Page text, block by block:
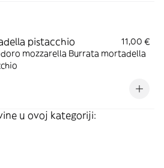
pistacchio
11,00 €
mozzarella Burrata mortadella
u ovoj kategoriji: